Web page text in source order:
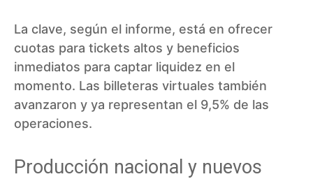
La clave, según el informe, está en ofrecer
cuotas para tickets altos y beneficios
inmediatos para captar liquidez en el
momento. Las billeteras virtuales también
avanzaron y ya representan el 9,5% de las
operaciones.
Producción nacional y nuevos